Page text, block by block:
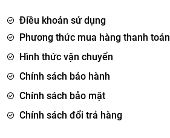
Điều khoản sử dụng
Phương thức mua hàng thanh toán
Hình thức vận chuyển
Chính sách bảo hành
Chính sách bảo mật
Chính sách đổi trả hàng